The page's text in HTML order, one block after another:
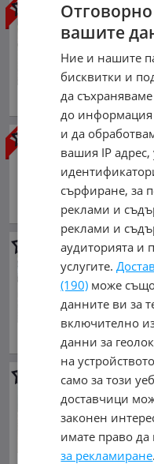
на
34
обл.
При
май
обл.
1
3
обл.
2
4
май
обл.
вашите
Ние и нашите
бисквитки и
да
до информация
и да
вашия IP
сърфиране, за
реклами и
реклами и
аудиторията и
услугите.
(190) може
данните ви за
включително
данни за
на
само за този
доставчици
законен
имате право да
за рекламиране